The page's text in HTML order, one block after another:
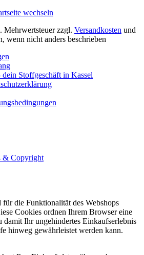
Mehrwertsteuer zzgl. Versandkosten und
wenn nicht anders beschrieben
Stoffgeschäft in Kassel
& Copyright
die Funktionalität des Webshops
Cookies ordnen Ihrem Browser eine
Ihr ungehindertes Einkaufserlebnis
hinweg gewährleistet werden kann.